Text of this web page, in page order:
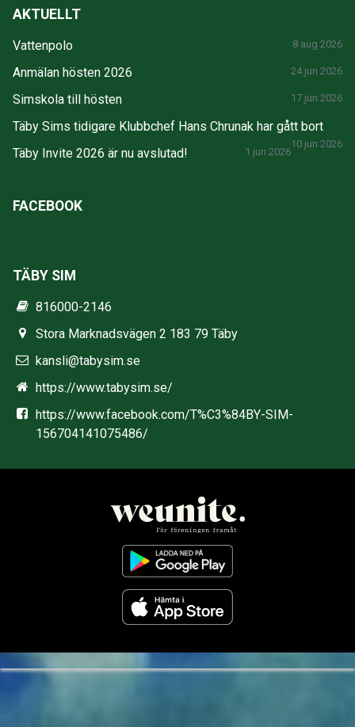
AKTUELLT
Vattenpolo 8 aug 2026
Anmälan hösten 2026 24 jun 2026
Simskola till hösten 17 jun 2026
Täby Sims tidigare Klubbchef Hans Chrunak har gått bort
10 jun 2026
Täby Invite 2026 är nu avslutad! 1 jun 2026
FACEBOOK
TÄBY SIM
816000-2146
Stora Marknadsvägen 2 183 79 Täby
kansli@tabysim.se
https://www.tabysim.se/
https://www.facebook.com/T%C3%84BY-SIM-
156704141075486/